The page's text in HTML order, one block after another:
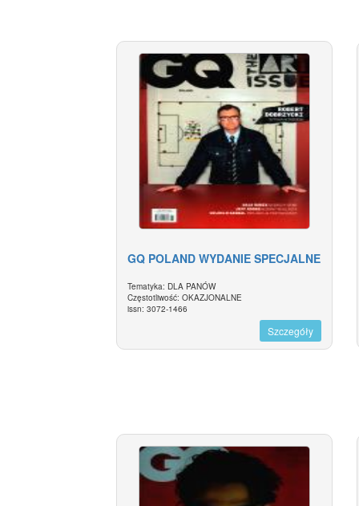
GQ POLAND WYDANIE SPECJALNE
Tematyka: DLA PANÓW
Częstotliwość: OKAZJONALNE
issn: 3072-1466
Szczegóły